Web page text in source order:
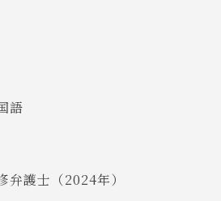
語
弁護士（2024年）